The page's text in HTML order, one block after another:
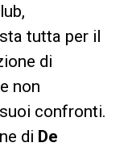
tutta per il
di
non
confronti.
di De